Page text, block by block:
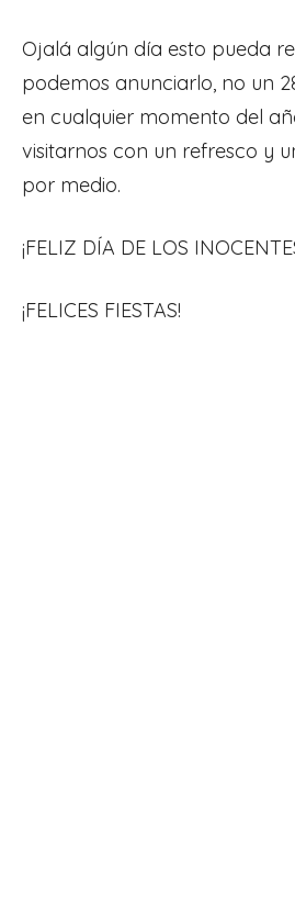
Ojalá algún día esto pueda
podemos anunciarlo, no un
en cualquier momento del
visitarnos con un refresco y
por medio.
¡FELIZ DÍA DE LOS
¡FELICES FIESTAS!